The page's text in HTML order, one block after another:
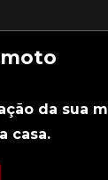
da sua
casa.